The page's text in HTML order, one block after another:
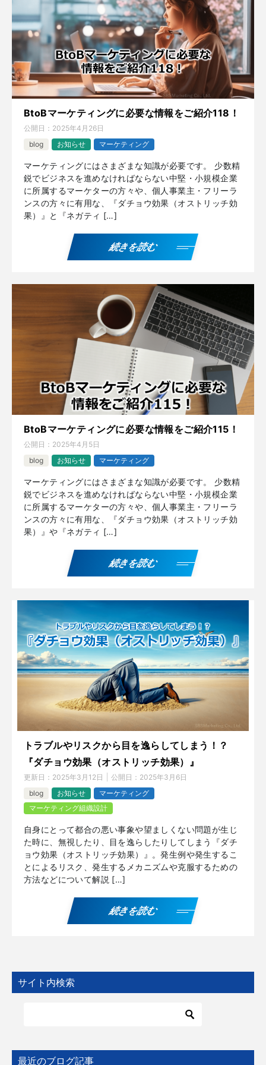
BtoBマーケティングに必要な情報をご紹介118！
公開日： 2025年4月26日
blog
お知らせ マーケティング
マーケティングにはさまざまな知識が必要です。 少数精
鋭でビジネスを進めなければならない中堅・小規模企業
に所属するマーケターの方々や、個人事業主・フリーラ
ンスの方々に有用な、『ダチョウ効果（オストリッチ効
果）』と『ネガティ […]
続きを読む
BtoBマーケティングに必要な情報をご紹介115！
公開日： 2025年4月5日
blog
お知らせ マーケティング
マーケティングにはさまざまな知識が必要です。 少数精
鋭でビジネスを進めなければならない中堅・小規模企業
に所属するマーケターの方々や、個人事業主・フリーラ
ンスの方々に有用な、『ダチョウ効果（オストリッチ効
果）』や『ネガティ […]
続きを読む
トラブルやリスクから目を逸らしてしまう！？
『ダチョウ効果（オストリッチ効果）』
更新日： 2025年3月12日 公開日： 2025年3月6日
blog
お知らせ
マーケティング
マーケティング組織設計
自身にとって都合の悪い事象や望ましくない問題が生じ
た時に、無視したり、目を逸らしたりしてしまう『ダチ
ョウ効果（オストリッチ効果）』。発生例や発生するこ
とによるリスク、発生するメカニズムや克服するための
方法などについて解説 […]
続きを読む
サイト内検索
最近のブログ記事